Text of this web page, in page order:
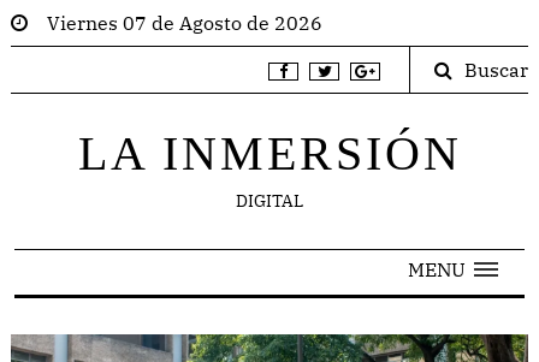
Viernes 07 de Agosto de 2026
Buscar
LA INMERSIÓN
DIGITAL
MENU